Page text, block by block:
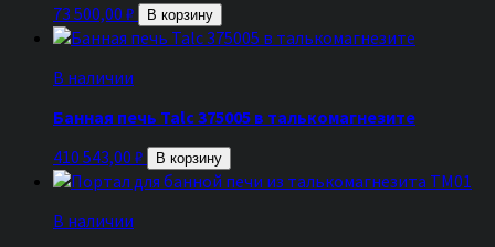
73 500,00 ₽ В корзину
В наличии
Банная печь Talc 375005 в талькомагнезите
410 543,00 ₽ В корзину
В наличии